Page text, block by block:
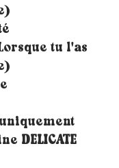
tu l'as
DELICATE